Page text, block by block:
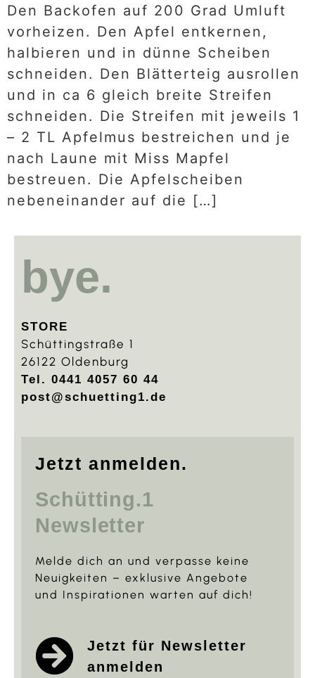
Den Backofen auf 200 Grad Umluft
vorheizen. Den Apfel entkernen,
halbieren und in dünne Scheiben
schneiden. Den Blätterteig ausrollen
und in ca 6 gleich breite Streifen
schneiden. Die Streifen mit jeweils 1
– 2 TL Apfelmus bestreichen und je
nach Laune mit Miss Mapfel
bestreuen. Die Apfelscheiben
nebeneinander auf die […]
bye.
STORE
Schüttingstraße 1
26122 Oldenburg
Tel. 0441 4057 60 44
post@schuetting1.de
Jetzt anmelden.
Schütting.1
Newsletter
Melde dich an und verpasse keine
Neuigkeiten – exklusive Angebote
und Inspirationen warten auf dich!
Jetzt für Newsletter
anmelden